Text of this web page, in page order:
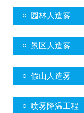
园林人造雾
景区人造雾
假山人造雾
喷雾降温工程